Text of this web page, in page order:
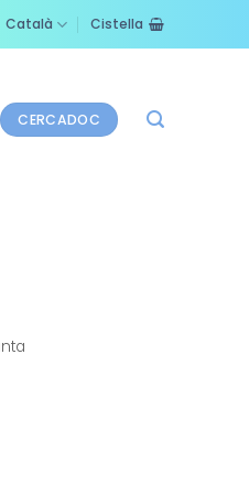
Català Cistella
CERCADOC